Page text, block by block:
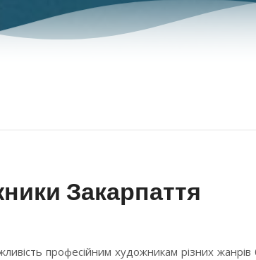
Закарпаття
професійним художникам різних